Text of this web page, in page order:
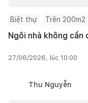
Biệt thự Trên 200m2
Ngôi nhà không
27/06/2026, lúc 10:00
Thu Nguyễn